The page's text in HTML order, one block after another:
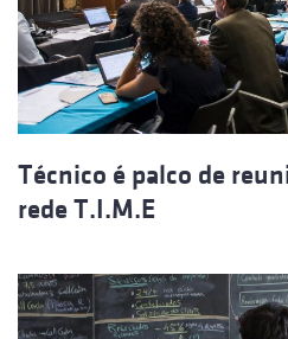
Técnico é palco de
rede T.I.M.E